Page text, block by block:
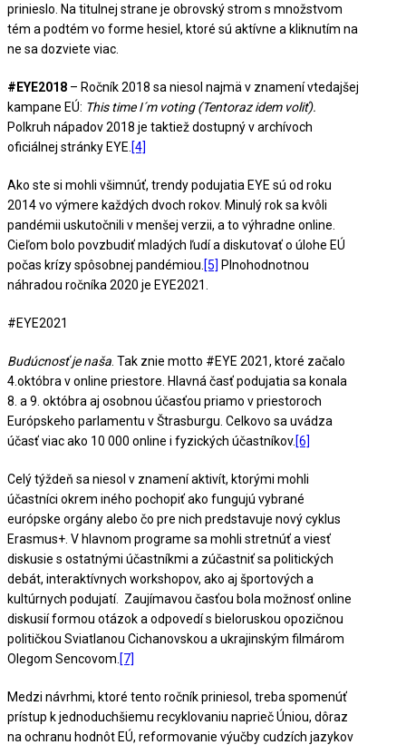
prinieslo. Na titulnej strane je obrovský strom s množstvom
tém a podtém vo forme hesiel, ktoré sú aktívne a kliknutím na
ne sa dozviete viac.
#EYE2018 – Ročník 2018 sa niesol najmä v znamení vtedajšej
kampane EÚ: This time I´m voting (Tentoraz idem voliť).
Polkruh nápadov 2018 je taktiež dostupný v archívoch
oficiálnej stránky EYE. [4]
Ako ste si mohli všimnúť, trendy podujatia EYE sú od roku
2014 vo výmere každých dvoch rokov. Minulý rok sa kvôli
pandémii uskutočnili v menšej verzii, a to výhradne online.
Cieľom bolo povzbudiť mladých ľudí a diskutovať o úlohe EÚ
počas krízy spôsobnej pandémiou. [5] Plnohodnotnou
náhradou ročníka 2020 je EYE2021.
#EYE2021
Budúcnosť je naša . Tak znie motto #EYE 2021, ktoré začalo
4.októbra v online priestore. Hlavná časť podujatia sa konala
8. a 9. októbra aj osobnou účasťou priamo v priestoroch
Európskeho parlamentu v Štrasburgu. Celkovo sa uvádza
účasť viac ako 10 000 online i fyzických účastníkov. [6]
Celý týždeň sa niesol v znamení aktivít, ktorými mohli
účastníci okrem iného pochopiť ako fungujú vybrané
európske orgány alebo čo pre nich predstavuje nový cyklus
Erasmus+. V hlavnom programe sa mohli stretnúť a viesť
diskusie s ostatnými účastníkmi a zúčastniť sa politických
debát, interaktívnych workshopov, ako aj športových a
kultúrnych podujatí. Zaujímavou časťou bola možnosť online
diskusií formou otázok a odpovedí s bieloruskou opozičnou
političkou Sviatlanou Cichanovskou a ukrajinským filmárom
Olegom Sencovom. [7]
Medzi návrhmi, ktoré tento ročník priniesol, treba spomenúť
prístup k jednoduchšiemu recyklovaniu naprieč Úniou, dôraz
na ochranu hodnôt EÚ, reformovanie výučby cudzích jazykov